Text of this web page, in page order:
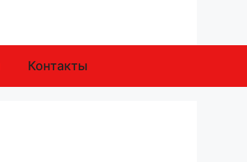
Контакты